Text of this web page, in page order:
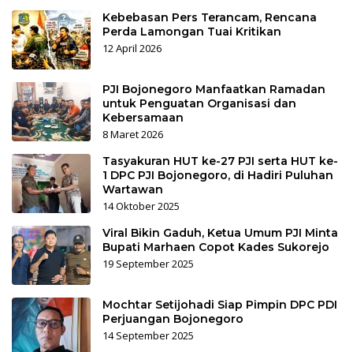
Kebebasan Pers Terancam, Rencana
Perda Lamongan Tuai Kritikan
12 April 2026
PJI Bojonegoro Manfaatkan Ramadan
untuk Penguatan Organisasi dan
Kebersamaan
8 Maret 2026
Tasyakuran HUT ke-27 PJI serta HUT ke-
1 DPC PJI Bojonegoro, di Hadiri Puluhan
Wartawan
14 Oktober 2025
Viral Bikin Gaduh, Ketua Umum PJI Minta
Bupati Marhaen Copot Kades Sukorejo
19 September 2025
Mochtar Setijohadi Siap Pimpin DPC PDI
Perjuangan Bojonegoro
14 September 2025